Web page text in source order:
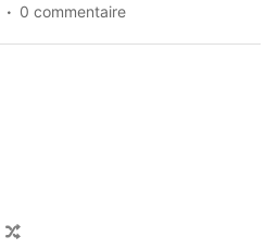
0 commentaire